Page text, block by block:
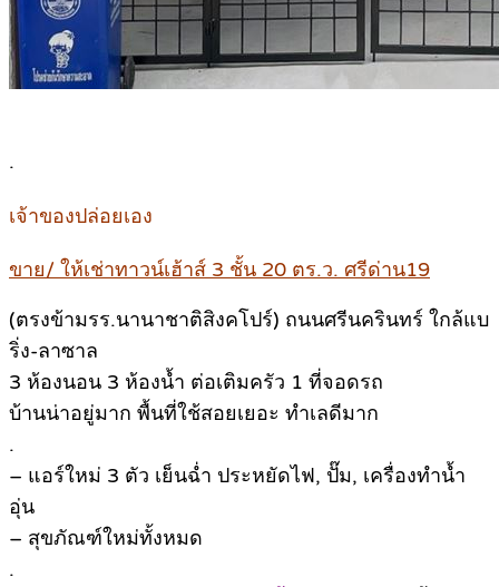
.
เจ้าของปล่อยเอง
ขาย/ ให้เช่าทาวน์เฮ้าส์ 3 ชั้น 20 ตร.ว. ศรีด่าน19
(ตรงข้ามรร.นานาชาติสิงคโปร์) ถนนศรีนครินทร์ ใกล้แบ
ริ่ง-ลาซาล
3 ห้องนอน 3 ห้องน้ำ ต่อเติมครัว 1 ที่จอดรถ
บ้านน่าอยู่มาก พื้นที่ใช้สอยเยอะ ทำเลดีมาก
.
– แอร์ใหม่ 3 ตัว เย็นฉ่ำ ประหยัดไฟ, ปั๊ม, เครื่องทำน้ำ
อุ่น
– สุขภัณฑ์ใหม่ทั้งหมด
.